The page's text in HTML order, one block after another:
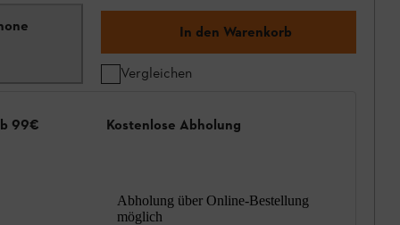
In den Warenkorb
Vergleichen
99€ Kostenlose Abholung
Abholung über Online-Bestellung
möglich